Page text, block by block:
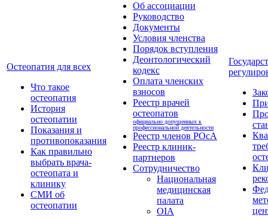
Остеопатия для всех
Что такое
остеопатия
История
остеопатии
Показания и
противопоказания
Как правильно
выбрать врача-
остеопата и
клинику
СМИ об
остеопатии
Об ассоциации
Руководство
Документы
Условия членства
Порядок вступления
Деонтологический
кодекс
Оплата членских
взносов
Реестр врачей
остеопатов
официально допущенных к
профессиональной деятельности
Реестр членов РОсА
Реестр клиник-
партнеров
Сотрудничество
Национальная
медицинская
палата
OIA